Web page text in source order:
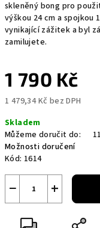
skleněný bong pro
výškou 24 cm a spojkou
vynikající zážitek a byl
zamilujete.
1 790 Kč
1 479,34 Kč bez DPH
cena:
Skladem
Můžeme doručit do:
Možnosti doručení
Kód: 1614
+
−